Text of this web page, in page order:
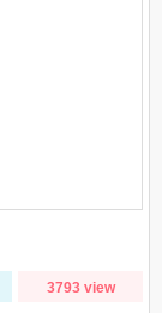
3793 view